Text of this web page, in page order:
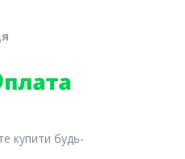
купити будь-